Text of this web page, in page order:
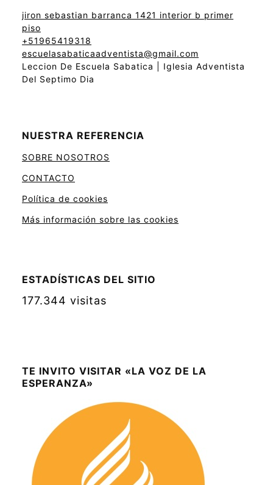
jiron sebastian barranca 1421 interior b primer
piso
+51965419318
escuelasabaticaadventista@gmail.com
Leccion De Escuela Sabatica | Iglesia Adventista
Del Septimo Dia
NUESTRA REFERENCIA
SOBRE NOSOTROS
CONTACTO
Política de cookies
Más información sobre las cookies
ESTADÍSTICAS DEL SITIO
177.344 visitas
TE INVITO VISITAR «LA VOZ DE LA
ESPERANZA»